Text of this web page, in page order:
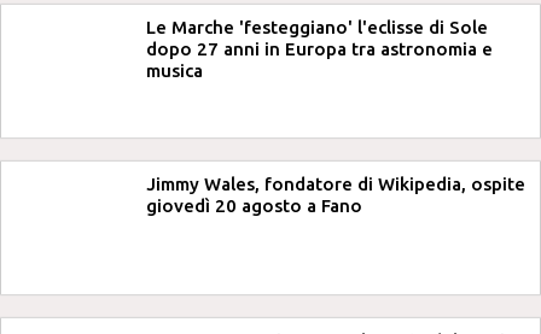
Le Marche 'festeggiano' l'eclisse di Sole
dopo 27 anni in Europa tra astronomia e
musica
Jimmy Wales, fondatore di Wikipedia, ospite
giovedì 20 agosto a Fano